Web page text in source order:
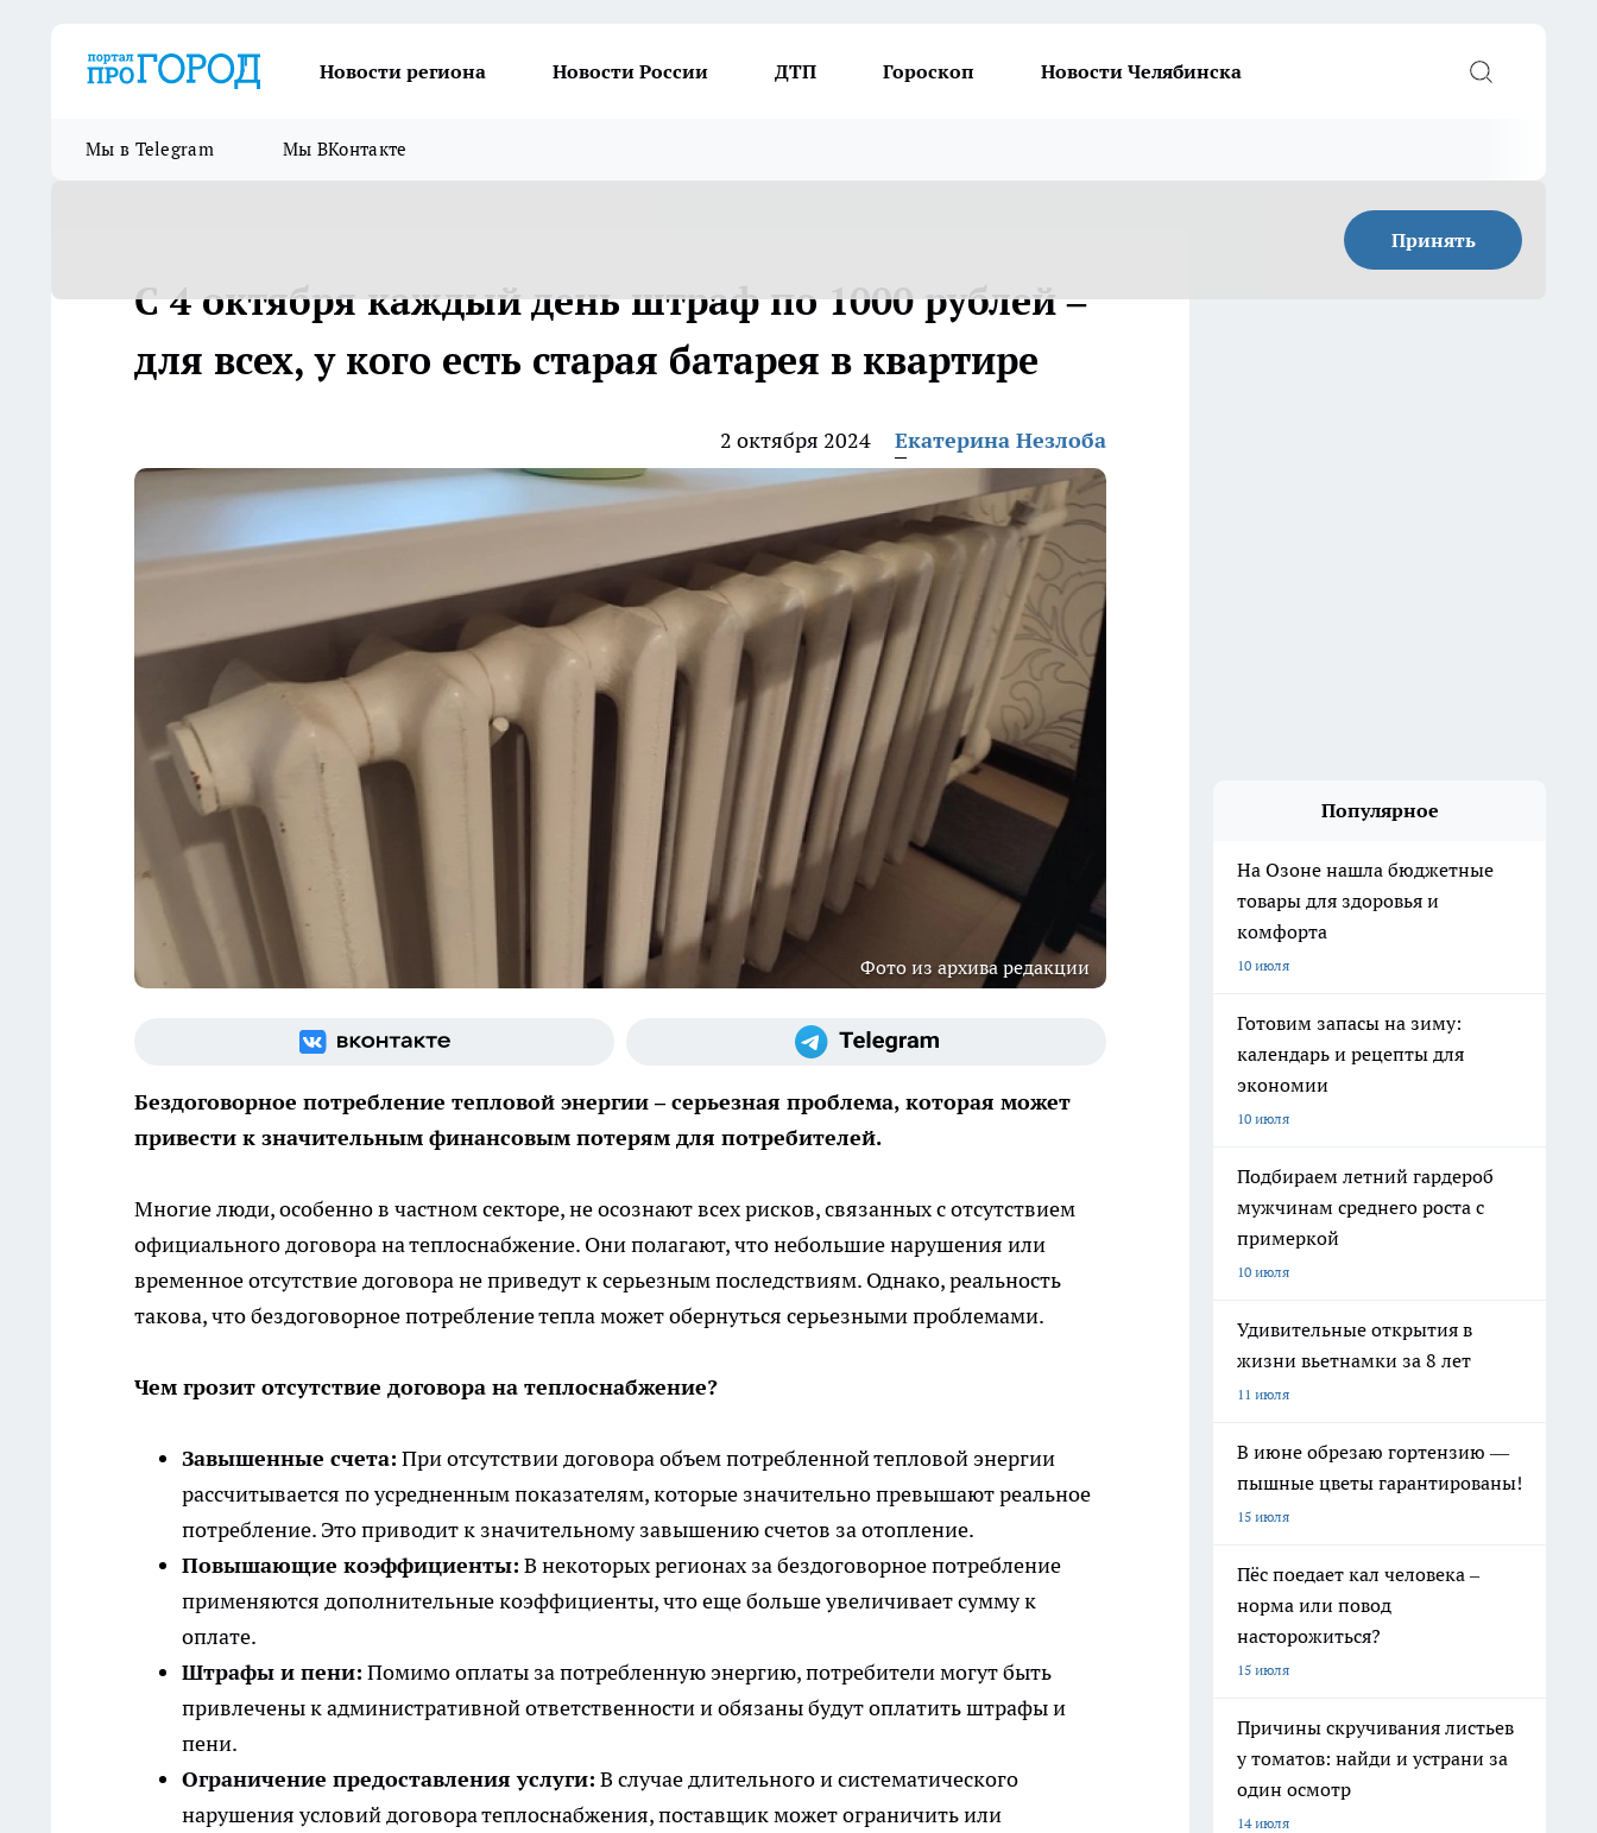
Новости региона Новости России ДТП Гороскоп Новости Челябинска
Мы в Telegram Мы ВКонтакте
Принять
С 4 октября каждый день штраф по 1000 рублей –
для всех, у кого есть старая батарея в квартире
2 октября 2024 Екатерина Незлоба
Фото из архива редакции
Бездоговорное потребление тепловой энергии – серьезная проблема, которая может
привести к значительным финансовым потерям для потребителей.
Многие люди, особенно в частном секторе, не осознают всех рисков, связанных с отсутствием
официального договора на теплоснабжение. Они полагают, что небольшие нарушения или
временное отсутствие договора не приведут к серьезным последствиям. Однако, реальность
такова, что бездоговорное потребление тепла может обернуться серьезными проблемами.
Чем грозит отсутствие договора на теплоснабжение?
Завышенные счета: При отсутствии договора объем потребленной тепловой энергии
рассчитывается по усредненным показателям, которые значительно превышают реальное
потребление. Это приводит к значительному завышению счетов за отопление.
Повышающие коэффициенты: В некоторых регионах за бездоговорное потребление
применяются дополнительные коэффициенты, что еще больше увеличивает сумму к
оплате.
Штрафы и пени: Помимо оплаты за потребленную энергию, потребители могут быть
привлечены к административной ответственности и обязаны будут оплатить штрафы и
пени.
Ограничение предоставления услуги: В случае длительного и систематического
нарушения условий договора теплоснабжения, поставщик может ограничить или
Популярное
На Озоне нашла бюджетные
товары для здоровья и
комфорта
10 июля
Готовим запасы на зиму:
календарь и рецепты для
экономии
10 июля
Подбираем летний гардероб
мужчинам среднего роста с
примеркой
10 июля
Удивительные открытия в
жизни вьетнамки за 8 лет
11 июля
В июне обрезаю гортензию —
пышные цветы гарантированы!
15 июля
Пёс поедает кал человека –
норма или повод
насторожиться?
15 июля
Причины скручивания листьев
у томатов: найди и устрани за
один осмотр
14 июля